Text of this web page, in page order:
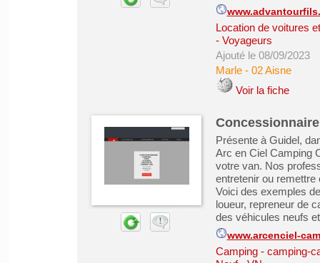
Location de voitures
- Voyageurs
Ajouté le 08/09/2023
Marle- 02 Aisne
Voir la fiche
Présente à Guidel,
Arc en Ciel Camping
votre van. Nos
entretenir ou
Voici des exemples
loueur, repreneur de
des véhicules neufs
www.arcenciel-
Camping - camping-